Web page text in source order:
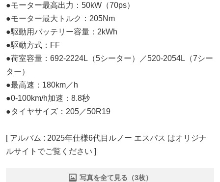
●モーター最高出力：50kW（70ps）
●モーター最大トルク：205Nm
●駆動用バッテリー容量：2kWh
●駆動方式：FF
●荷室容量：692-2224L（5シーター）／520-2054L（7シー
ター）
●最高速：180km／h
●0-100km/h加速：8.8秒
●タイヤサイズ：205／50R19
[ アルバム : 2025年仕様6代目ルノー エスパス はオリジナ
ルサイトでご覧ください ]
写真を全て見る（3枚）